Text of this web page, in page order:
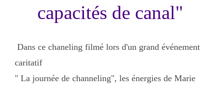
capacités de canal"
Dans ce chaneling filmé lors d'un grand événement
caritatif
" La journée de channeling", les énergies de Marie